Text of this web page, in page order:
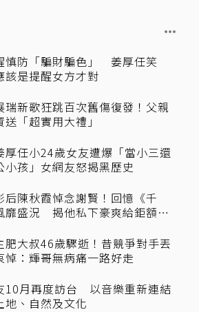
慎防「騙財騙色」 姜厚任笑
該是提醒女方才對
瑞新歌狂跳百次舊傷復發！父親
送「超實用大禮」
厚任小24歲女友遭爆「當小三還
小孩」女網友怒揭黑歷史
后陳秋霞悼念謝賢！回憶《千
靡盛況 揭他私下豪爽給鉅額小
肥大叔46歲驟逝！昔競爭對手丟
悼：輝哥無病痛一路好走
10月再度訪台 以音樂重新連結
地、自然及文化